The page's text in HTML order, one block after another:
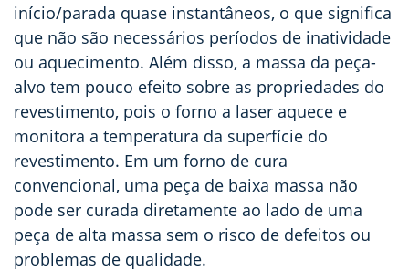
início/parada quase instantâneos, o que significa
que não são necessários períodos de inatividade
ou aquecimento. Além disso, a massa da peça-
alvo tem pouco efeito sobre as propriedades do
revestimento, pois o forno a laser aquece e
monitora a temperatura da superfície do
revestimento. Em um forno de cura
convencional, uma peça de baixa massa não
pode ser curada diretamente ao lado de uma
peça de alta massa sem o risco de defeitos ou
problemas de qualidade.